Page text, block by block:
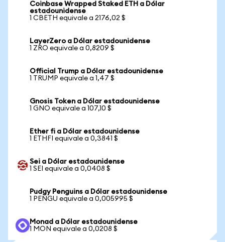
Coinbase Wrapped Staked ETH a Dólar
estadounidense
1 CBETH equivale a 2176,02 $
LayerZero a Dólar estadounidense
1 ZRO equivale a 0,8209 $
Official Trump a Dólar estadounidense
1 TRUMP equivale a 1,47 $
Gnosis Token a Dólar estadounidense
1 GNO equivale a 107,10 $
Ether fi a Dólar estadounidense
1 ETHFI equivale a 0,3841 $
Sei a Dólar estadounidense
1 SEI equivale a 0,0408 $
Pudgy Penguins a Dólar estadounidense
1 PENGU equivale a 0,005995 $
Monad a Dólar estadounidense
1 MON equivale a 0,0208 $